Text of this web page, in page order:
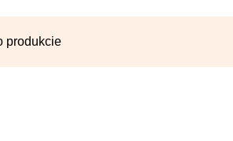
produkcie